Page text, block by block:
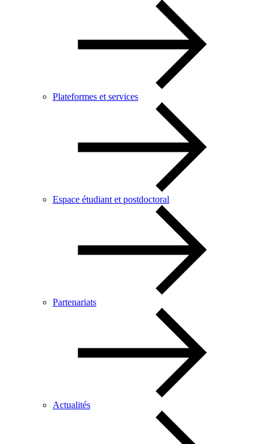
Plateformes et services
Espace étudiant et postdoctoral
Partenariats
Actualités